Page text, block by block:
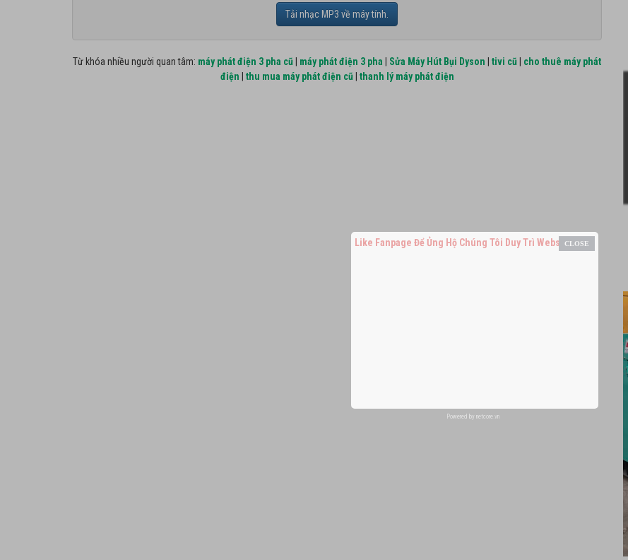
Tải nhạc MP3 về máy tính.
Từ khóa nhiều người quan tâm: máy phát điện 3 pha cũ máy phát điện 3 pha Sửa Máy Hút Bụi Dyson tivi cũ
cho thuê máy phát
điện
thu mua máy phát điện cũ| thanh lý máy phát điện
Like Fanpage Để Ủng Hộ Chúng Tôi Duy Trì Website
Powered by netcore.vn